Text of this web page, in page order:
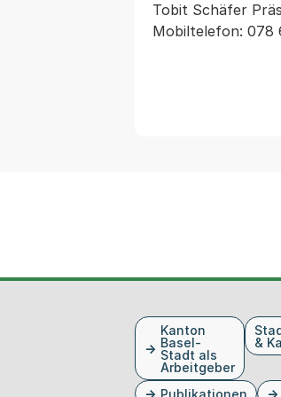
Tobit Schäfer
Mobiltelefon: 078
Kanton
Basel-
Stadt als
Arbeitgeber
&
Publikationen